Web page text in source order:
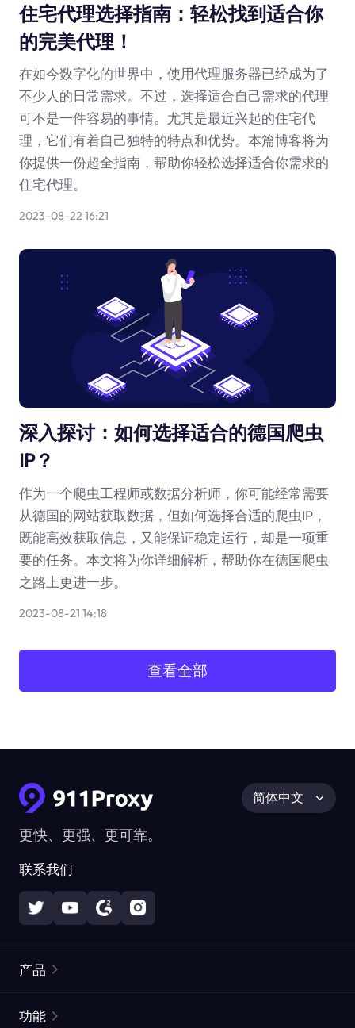
住宅代理选择指南：轻松找到适合你
的完美代理！
在如今数字化的世界中，使用代理服务器已经成为了
不少人的日常需求。不过，选择适合自己需求的代理
可不是一件容易的事情。尤其是最近兴起的住宅代
理，它们有着自己独特的特点和优势。本篇博客将为
你提供一份超全指南，帮助你轻松选择适合你需求的
住宅代理。
2023-08-22 16:21
深入探讨：如何选择适合的德国爬虫
IP？
作为一个爬虫工程师或数据分析师，你可能经常需要
从德国的网站获取数据，但如何选择合适的爬虫IP，
既能高效获取信息，又能保证稳定运行，却是一项重
要的任务。本文将为你详细解析，帮助你在德国爬虫
之路上更进一步。
2023-08-21 14:18
查看全部
更快、更强、更可靠。
联系我们
简体中文
产品
功能